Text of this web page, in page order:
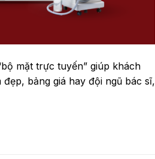
mặt trực tuyến” giúp khách
bảng giá hay đội ngũ bác sĩ,